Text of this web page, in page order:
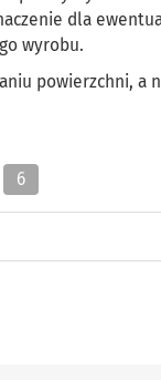
dla
wyrobu.
powierzchni, a
6